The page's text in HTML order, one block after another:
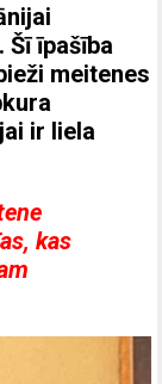
īpašība
meitenes
ir liela
kas